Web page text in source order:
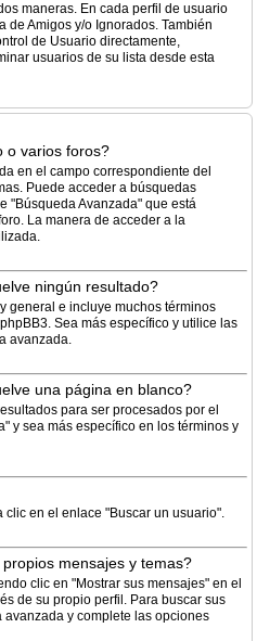
maneras. En cada perfil de usuario
de Amigos y/o Ignorados. También
de Usuario directamente,
usuarios de su lista desde esta
o varios foros?
en el campo correspondiente del
Puede acceder a búsquedas
"Búsqueda Avanzada" que está
La manera de acceder a la
ningún resultado?
general e incluye muchos términos
Sea más específico y utilice las
avanzada.
una página en blanco?
para ser procesados por el
y sea más específico en los términos y
clic en el enlace "Buscar un usuario".
mensajes y temas?
clic en "Mostrar sus mensajes" en el
de su propio perfil. Para buscar sus
y complete las opciones